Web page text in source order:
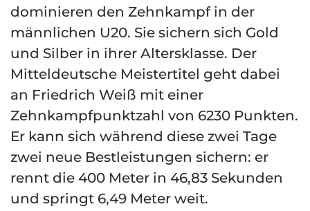
dominieren den Zehnkampf in der
männlichen U20. Sie sichern sich Gold
und Silber in ihrer Altersklasse. Der
Mitteldeutsche Meistertitel geht dabei
an Friedrich Weiß mit einer
Zehnkampfpunktzahl von 6230 Punkten.
Er kann sich während diese zwei Tage
zwei neue Bestleistungen sichern: er
rennt die 400 Meter in 46,83 Sekunden
und springt 6,49 Meter weit.